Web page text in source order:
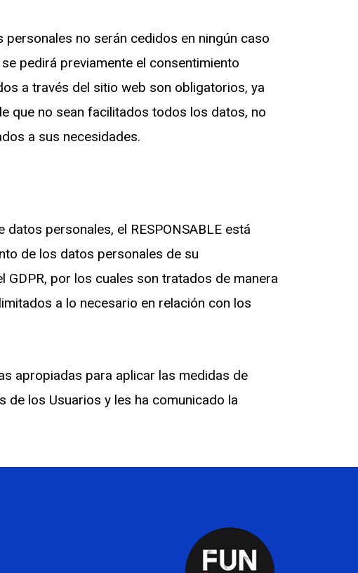
personales no serán cedidos en ningún caso
pedirá previamente el consentimiento
a través del sitio web son obligatorios, ya
que no sean facilitados todos los datos, no
a sus necesidades.
personales, el RESPONSABLE está
de los datos personales de su
por los cuales son tratados de manera
a lo necesario en relación con los
apropiadas para aplicar las medidas de
de los Usuarios y les ha comunicado la